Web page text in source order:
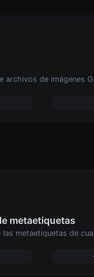
archivos de imágenes
metaetiquetas
metaetiquetas de